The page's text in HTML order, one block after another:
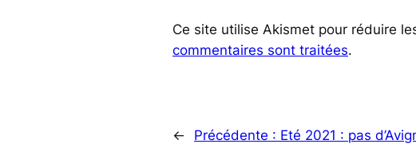
Ce site utilise Akismet pour réduire
commentaires sont traitées.
← Précédente : Eté 2021 : pas